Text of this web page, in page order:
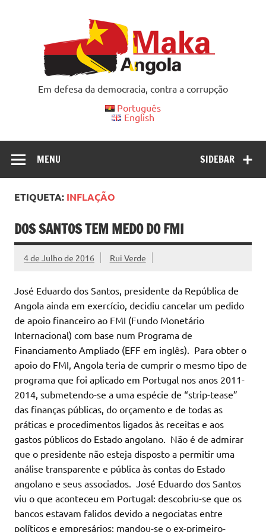
Em defesa da democracia, contra a corrupção
Português
English
SIDEBAR
MENU
ETIQUETA: INFLAÇÃO
DOS SANTOS TEM MEDO DO FMI
4 de Julho de 2016 Rui Verde
José Eduardo dos Santos, presidente da República de
Angola ainda em exercício, decidiu cancelar um pedido
de apoio financeiro ao FMI (Fundo Monetário
Internacional) com base num Programa de
Financiamento Ampliado (EFF em inglês). Para obter o
apoio do FMI, Angola teria de cumprir o mesmo tipo de
programa que foi aplicado em Portugal nos anos 2011-
2014, submetendo-se a uma espécie de “strip-tease”
das finanças públicas, do orçamento e de todas as
práticas e procedimentos ligados às receitas e aos
gastos públicos do Estado angolano. Não é de admirar
que o presidente não esteja disposto a permitir uma
análise transparente e pública às contas do Estado
angolano e seus associados. José Eduardo dos Santos
viu o que aconteceu em Portugal: descobriu-se que os
bancos estavam falidos devido a negociatas entre
políticos e empresários; mandou-se o ex-primeiro-